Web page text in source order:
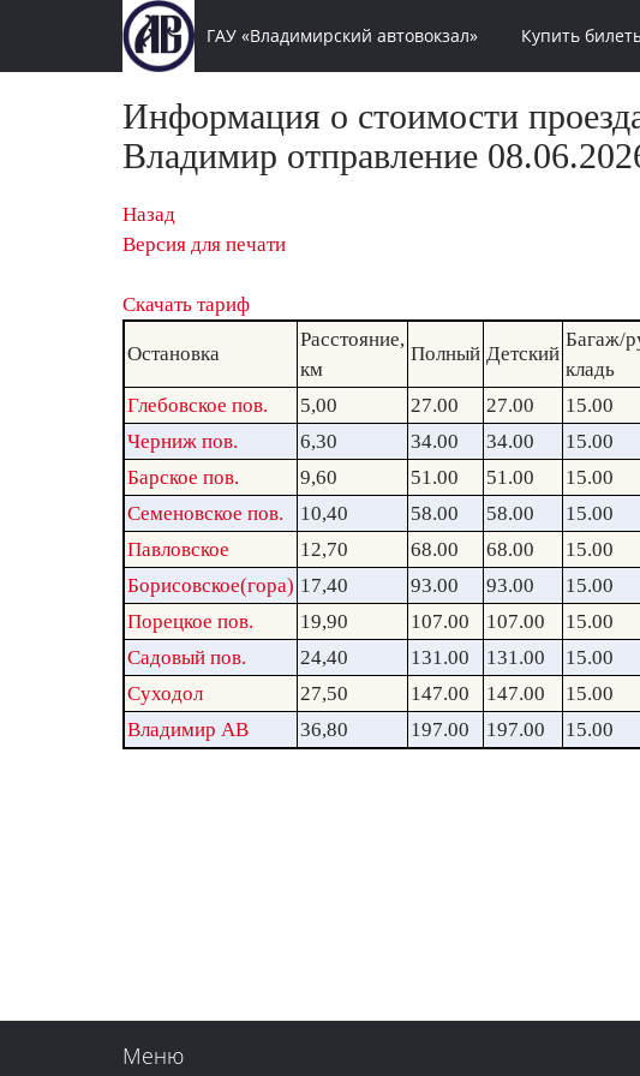
ГАУ «Владимирский автовокзал» Купить
Информация о стоимости
Владимир отправление
Назад
Версия для печати
Скачать тариф
Остановка
Расстояние,
км
Полный Детский
Багаж/
кладь
Глебовское пов.
5,00 27.00 27.00 15.00
Черниж пов.
6,30 34.00 34.00 15.00
Барское пов.
9,60 51.00 51.00 15.00
Семеновское пов.
10,40 58.00 58.00 15.00
Павловское
12,70 68.00 68.00 15.00
Борисовское(гора) 17,40 93.00 93.00 15.00
Порецкое пов.
19,90 107.00 107.00 15.00
Садовый пов.
24,40 131.00 131.00 15.00
Суходол
27,50 147.00 147.00 15.00
Владимир АВ
36,80 197.00 197.00 15.00
Меню